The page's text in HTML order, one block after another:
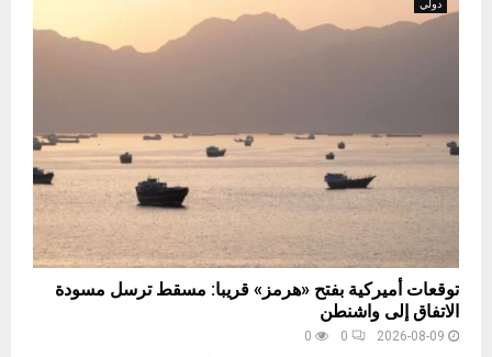
دولي
توقعات أميركية بفتح «هرمز» قريبا: مسقط ترسل مسودة
الاتفاق إلى واشنطن
2026-08-09
0
0